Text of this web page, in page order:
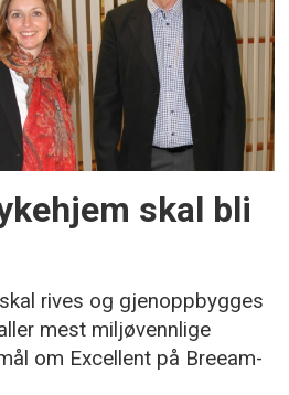
skal bli
rives og gjenoppbygges
mest miljøvennlige
om Excellent på Breeam-